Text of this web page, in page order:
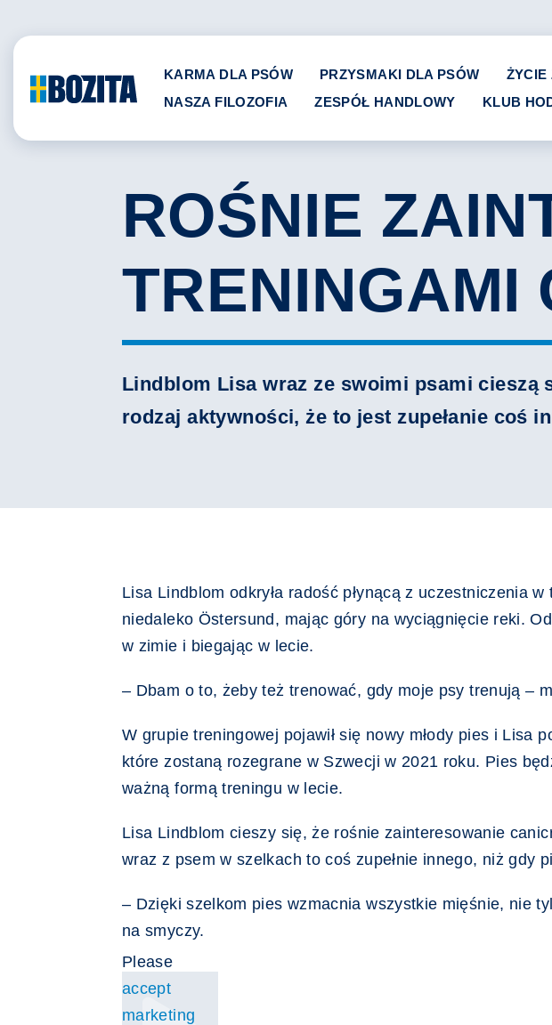
KARMA DLA PSÓW PRZYSMAKI DLA PSÓW ŻYCIE
NASZA FILOZOFIA
ZESPÓŁ HANDLOWY KLUB
ROŚNIE
TRENINGAMI
Lindblom Lisa wraz ze swoimi psami cieszą
rodzaj aktywności, że to jest zupełanie coś
Lisa Lindblom odkryła radość płynącą z uczestniczenia
niedaleko Östersund, mając góry na wyciągnięcie reki.
w zimie i biegając w lecie.
– Dbam o to, żeby też trenować, gdy moje psy trenują –
W grupie treningowej pojawił się nowy młody pies i Lisa
które zostaną rozegrane w Szwecji w 2021 roku. Pies
ważną formą treningu w lecie.
Lisa Lindblom cieszy się, że rośnie zainteresowanie
wraz z psem w szelkach to coś zupełnie innego, niż gdy
– Dzięki szelkom pies wzmacnia wszystkie mięśnie, nie
na smyczy.
Please
accept
marketing